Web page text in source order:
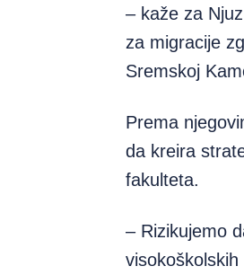
– kaže za
za migracije
Sremskoj
Prema
da kreira
fakulteta.
– Rizikujemo